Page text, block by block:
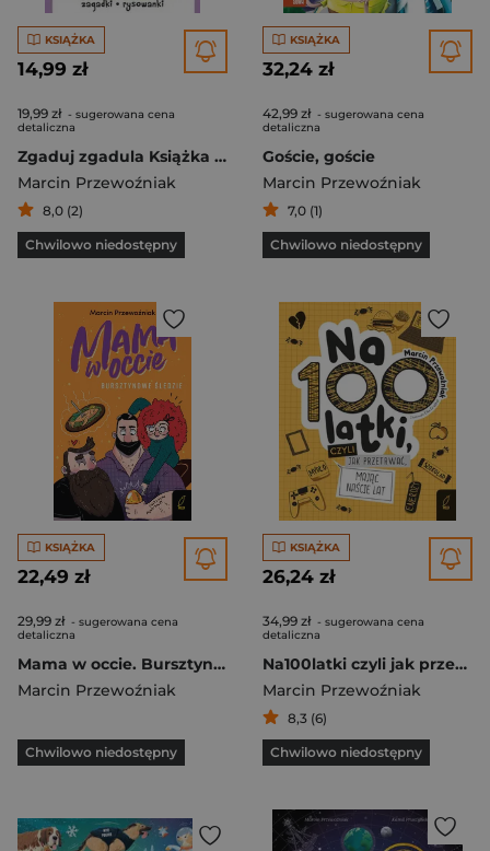
KSIĄŻKA
14,99 zł
19,99 zł - sugerowana cena
detaliczna
Zgaduj zgadula Książka aktywizująca
Marcin Przewoźniak
8,0 (2)
Chwilowo niedostępny
KSIĄŻKA
32,24 zł
42,99 zł - sugerowana cena
detaliczna
Goście, goście
Marcin Przewoźniak
7,0 (1)
Chwilowo niedostępny
KSIĄŻKA
22,49 zł
29,99 zł - sugerowana cena
detaliczna
Mama w occie. Bursztynowe śledzie. Tom 2
Marcin Przewoźniak
Chwilowo niedostępny
KSIĄŻKA
26,24 zł
34,99 zł - sugerowana cena
detaliczna
Na100latki czyli jak przetrwać mając naście lat
Marcin Przewoźniak
8,3 (6)
Chwilowo niedostępny